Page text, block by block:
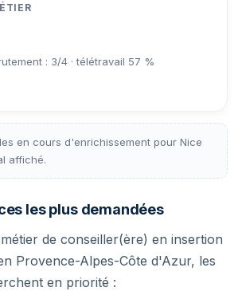
: 3/4 · télétravail 57 %
en cours d'enrichissement pour Nice
affiché.
les plus demandées
de conseiller(ère) en insertion
Provence-Alpes-Côte d'Azur, les
en priorité :